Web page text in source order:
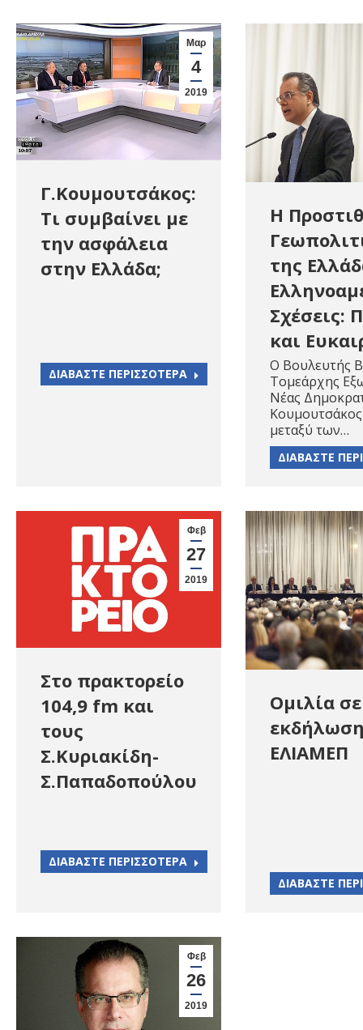
Μαρ
4
2019
Γ.Κουμουτσάκος:
Τι συμβαίνει με
την ασφάλεια
στην Ελλάδα;
ΔΙΑΒΑΣΤΕ ΠΕΡΙΣΣΟΤΕΡΑ
Η
της
Σχέσεις:
και
Ο Βουλευτής
Τομεάρχης
Νέας
μεταξύ των…
ΔΙΑΒΑΣΤΕ
Φεβ
27
2019
Στο πρακτορείο
104,9 fm και
τους
Σ.Κυριακίδη-
Σ.Παπαδοπούλου
ΔΙΑΒΑΣΤΕ ΠΕΡΙΣΣΟΤΕΡΑ
Ομιλία σε
ΕΛΙΑΜΕΠ
ΔΙΑΒΑΣΤΕ
Φεβ
26
2019